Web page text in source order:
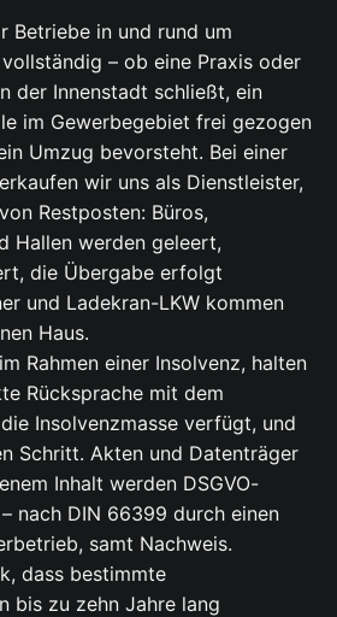
Betriebe in und rund um
– ob eine Praxis oder
der Innenstadt schließt, ein
im Gewerbegebiet frei gezogen
Umzug bevorsteht. Bei einer
wir uns als Dienstleister,
Restposten: Büros,
Hallen werden geleert,
die Übergabe erfolgt
und Ladekran-LKW kommen
Haus.
Rahmen einer Insolvenz, halten
Rücksprache mit dem
Insolvenzmasse verfügt, und
Schritt. Akten und Datenträger
Inhalt werden DSGVO-
nach DIN 66399 durch einen
samt Nachweis.
dass bestimmte
bis zu zehn Jahre lang